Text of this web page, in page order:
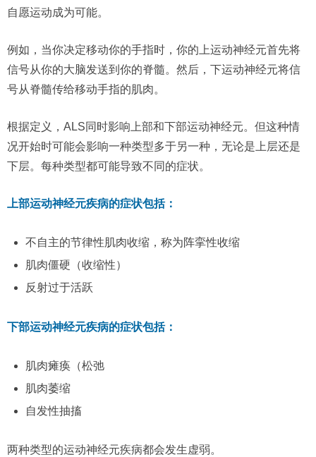
自愿运动成为可能。
例如，当你决定移动你的手指时，你的上运动神经元首先将
信号从你的大脑发送到你的脊髓。然后，下运动神经元将信
号从脊髓传给移动手指的肌肉。
根据定义，ALS同时影响上部和下部运动神经元。但这种情
况开始时可能会影响一种类型多于另一种，无论是上层还是
下层。每种类型都可能导致不同的症状。
上部运动神经元疾病的症状包括：
不自主的节律性肌肉收缩，称为阵挛性收缩
肌肉僵硬（收缩性）
反射过于活跃
下部运动神经元疾病的症状包括：
肌肉瘫痪（松弛
肌肉萎缩
自发性抽搐
两种类型的运动神经元疾病都会发生虚弱。